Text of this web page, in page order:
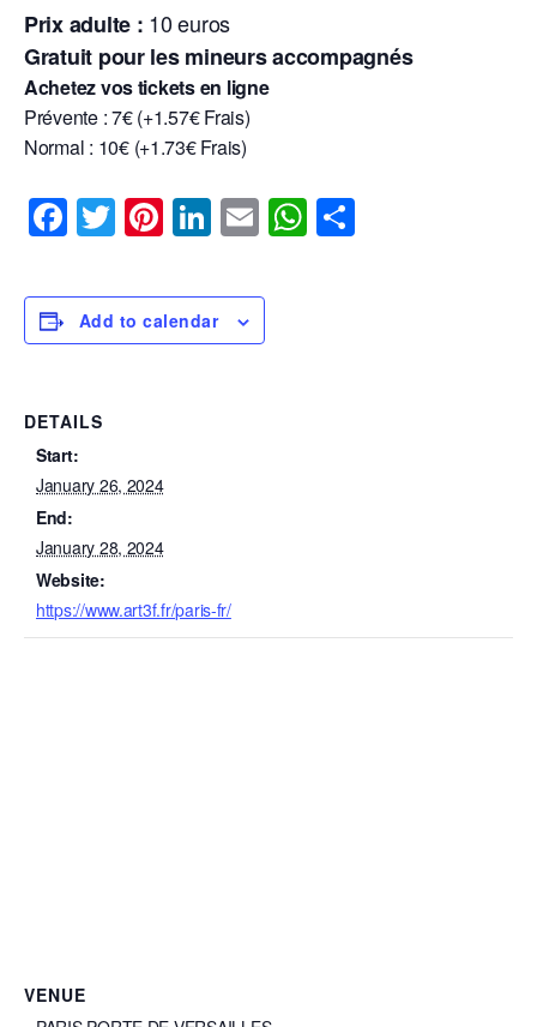
Prix adulte : 10 euros
Gratuit pour les mineurs accompagnés
Achetez vos tickets en ligne
Prévente : 7€(+1.57€ Frais)
Normal : 10€ (+1.73€ Frais)
F
a
c
e
o
o
k
T
wi
tt
er
Pi
nt
er
e
Li
n
k
e
E
m
ail
W
h
Add to calendar
DETAILS
Start:
January 26, 2024
End:
January 28, 2024
Website:
https://www.art3f.fr/paris-fr/
VENUE